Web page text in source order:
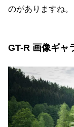
のがありますね。
GT-R 画像ギャ